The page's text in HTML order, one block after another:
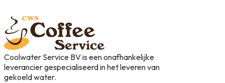
Coolwater Service BV is een onafhankelijke
leverancier gespecialiseerd in het leveren van
gekoeld water.